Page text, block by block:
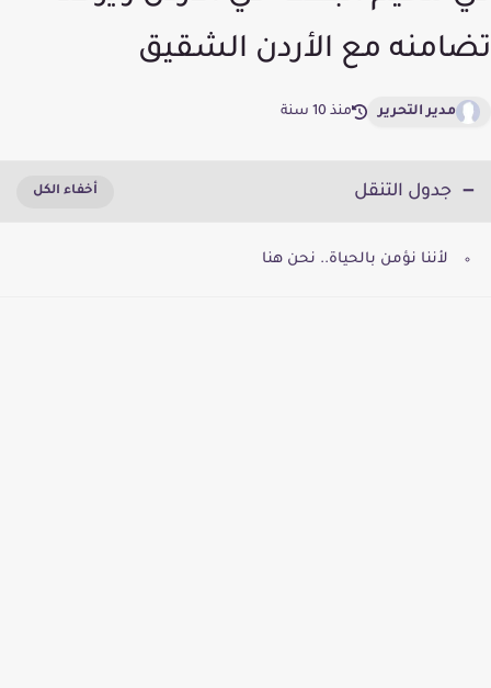
تضامنه مع الأردن الشقيق
مدير التحرير منذ 10 سنة
جدول التنقل
لأننا نؤمن بالحياة.. نحن هنا